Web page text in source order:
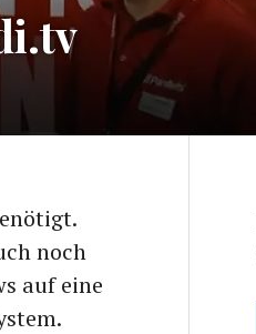
noch
auf eine